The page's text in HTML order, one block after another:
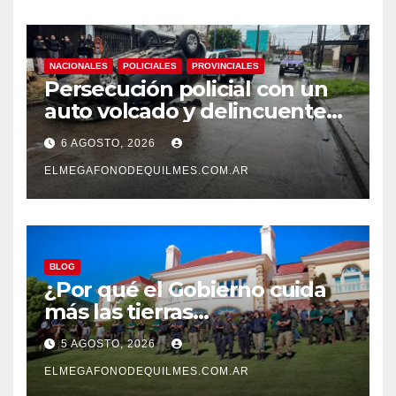
NACIONALES POLICIALES PROVINCIALES
Persecución policial con un
auto volcado y delincuentes
detenidos en San Francisco
Solano
6 AGOSTO, 2026
ELMEGAFONODEQUILMES.COM.AR
BLOG
¿Por qué el Gobierno cuida
más las tierras
extranjerizadas que el
patrimonio de todos los
argentinos?
5 AGOSTO, 2026
ELMEGAFONODEQUILMES.COM.AR